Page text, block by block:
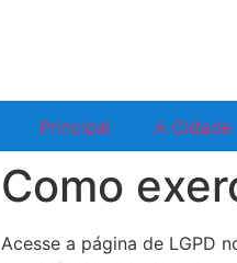
Principal A Cidade
Como
Acesse a página de LGPD